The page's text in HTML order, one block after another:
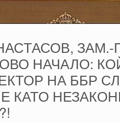
НАЧАЛО:
НА ББР
КАТО